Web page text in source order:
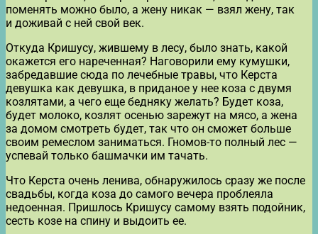
поменять можно было, а жену никак — взял жену, так
и доживай с ней свой век.
Откуда Кришусу, жившему в лесу, было знать, какой
окажется его нареченная? Наговорили ему кумушки,
забредавшие сюда по лечебные травы, что Керста
девушка как девушка, в приданое у нее коза с двумя
козлятами, а чего еще бедняку желать? Будет коза,
будет молоко, козлят осенью зарежут на мясо, а жена
за домом смотреть будет, так что он сможет больше
своим ремеслом заниматься. Гномов-то полный лес —
успевай только башмачки им тачать.
Что Керста очень ленива, обнаружилось сразу же после
свадьбы, когда коза до самого вечера проблеяла
недоенная. Пришлось Кришусу самому взять подойник,
сесть козе на спину и выдоить ее.